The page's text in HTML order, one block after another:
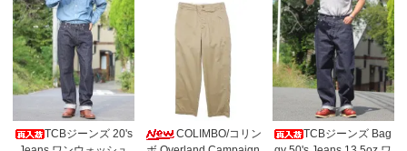
TCBジーンズ 20's
COLIMBO/コリン
TCBジーンズ Bag